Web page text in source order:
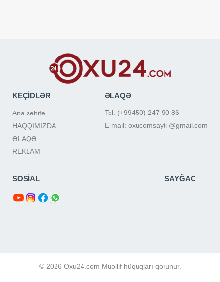
KEÇİDLƏR
Ana səhifə
HAQQIMIZDA
ƏLAQƏ
REKLAM
ƏLAQƏ
Tel: (+99450) 247 90 86
E-mail: oxucomsayti @gmail.com
SOSİAL SAYĞAC
© 2026 Oxu24.com Müəllif hüquqları qorunur.